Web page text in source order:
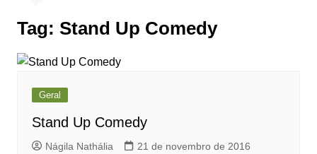
Tag: Stand Up Comedy
Geral
Stand Up Comedy
Nágila Nathália
21 de novembro de 2016